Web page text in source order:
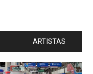
ARTISTAS